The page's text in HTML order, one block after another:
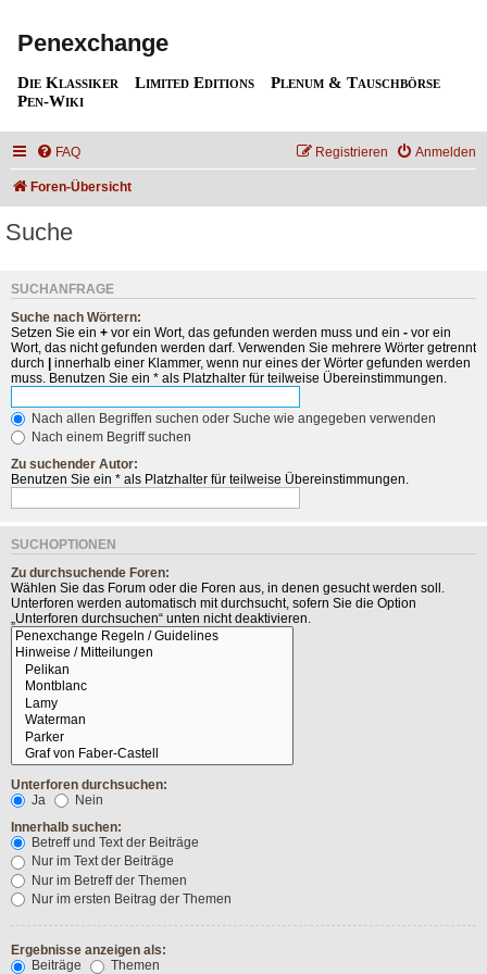
Penexchange
Die Klassiker Limited Editions
Plenum & Tauschbörse
Pen-Wiki
FAQ Anmelden
Registrieren
Foren-Übersicht
Suche
SUCHANFRAGE
Suche nach Wörtern:
Setzen Sie ein + vor ein Wort, das gefunden werden muss und ein - vor ein
Wort, das nicht gefunden werden darf. Verwenden Sie mehrere Wörter getrennt
durch | innerhalb einer Klammer, wenn nur eines der Wörter gefunden werden
muss. Benutzen Sie ein * als Platzhalter für teilweise Übereinstimmungen.
Nach allen Begriffen suchen oder Suche wie angegeben verwenden
Nach einem Begriff suchen
Zu suchender Autor:
Benutzen Sie ein * als Platzhalter für teilweise Übereinstimmungen.
SUCHOPTIONEN
Zu durchsuchende Foren:
Wählen Sie das Forum oder die Foren aus, in denen gesucht werden soll.
Unterforen werden automatisch mit durchsucht, sofern Sie die Option
„Unterforen durchsuchen“ unten nicht deaktivieren.
Unterforen durchsuchen:
Ja
Nein
Innerhalb suchen:
Betreff und Text der Beiträge
Nur im Text der Beiträge
Nur im Betreff der Themen
Nur im ersten Beitrag der Themen
Ergebnisse anzeigen als:
Beiträge
Themen